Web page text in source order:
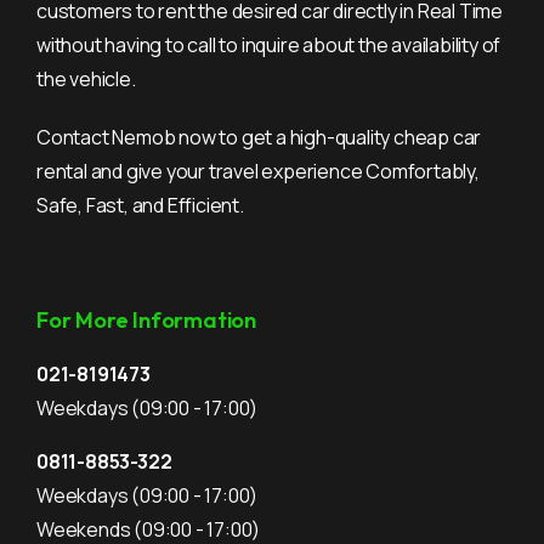
customers to rent the desired car directly in Real Time
without having to call to inquire about the availability of
the vehicle.
Contact Nemob now to get a high-quality cheap car
rental and give your travel experience Comfortably,
Safe, Fast, and Efficient.
For More Information
021-8191473
Weekdays(09:00 - 17:00)
0811-8853-322
Weekdays(09:00 - 17:00)
Weekends(09:00 - 17:00)